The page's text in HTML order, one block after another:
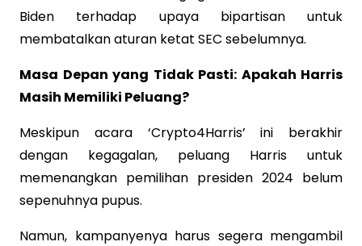
Biden terhadap upaya bipartisan untuk
membatalkan aturan ketat SEC sebelumnya.
Masa Depan yang Tidak Pasti: Apakah Harris
Masih Memiliki Peluang?
Meskipun acara ‘Crypto4Harris’ ini berakhir
dengan kegagalan, peluang Harris untuk
memenangkan pemilihan presiden 2024 belum
sepenuhnya pupus.
Namun, kampanyenya harus segera mengambil